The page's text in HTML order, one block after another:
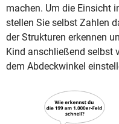
machen. Um die Einsicht
stellen Sie selbst Zahlen
der Strukturen erkennen
Kind anschließend selbst
dem Abdeckwinkel